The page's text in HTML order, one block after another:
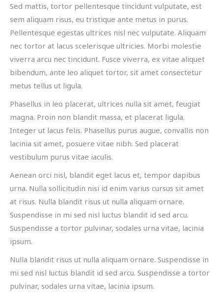
Sed mattis, tortor pellentesque tincidunt vulputate, est
sem aliquam risus, eu tristique ante metus in purus.
Pellentesque egestas ultrices nisl nec vulputate. Aliquam
nec tortor at lacus scelerisque ultricies. Morbi molestie
viverra arcu nec tincidunt. Fusce viverra, ex vitae aliquet
bibendum, ante leo aliquet tortor, sit amet consectetur
metus tellus ut ligula.
Phasellus in leo placerat, ultrices nulla sit amet, feugiat
magna. Proin non blandit massa, et placerat ligula.
Integer ut lacus felis. Phasellus purus augue, convallis non
lacinia sit amet, posuere vitae nibh. Sed placerat
vestibulum purus vitae iaculis.
Aenean orci nisl, blandit eget lacus et, tempor dapibus
urna. Nulla sollicitudin nisi id enim varius cursus sit amet
at risus. Nulla blandit risus ut nulla aliquam ornare.
Suspendisse in mi sed nisl luctus blandit id sed arcu.
Suspendisse a tortor pulvinar, sodales urna vitae, lacinia
ipsum.
Nulla blandit risus ut nulla aliquam ornare. Suspendisse in
mi sed nisl luctus blandit id sed arcu. Suspendisse a tortor
pulvinar, sodales urna vitae, lacinia ipsum.